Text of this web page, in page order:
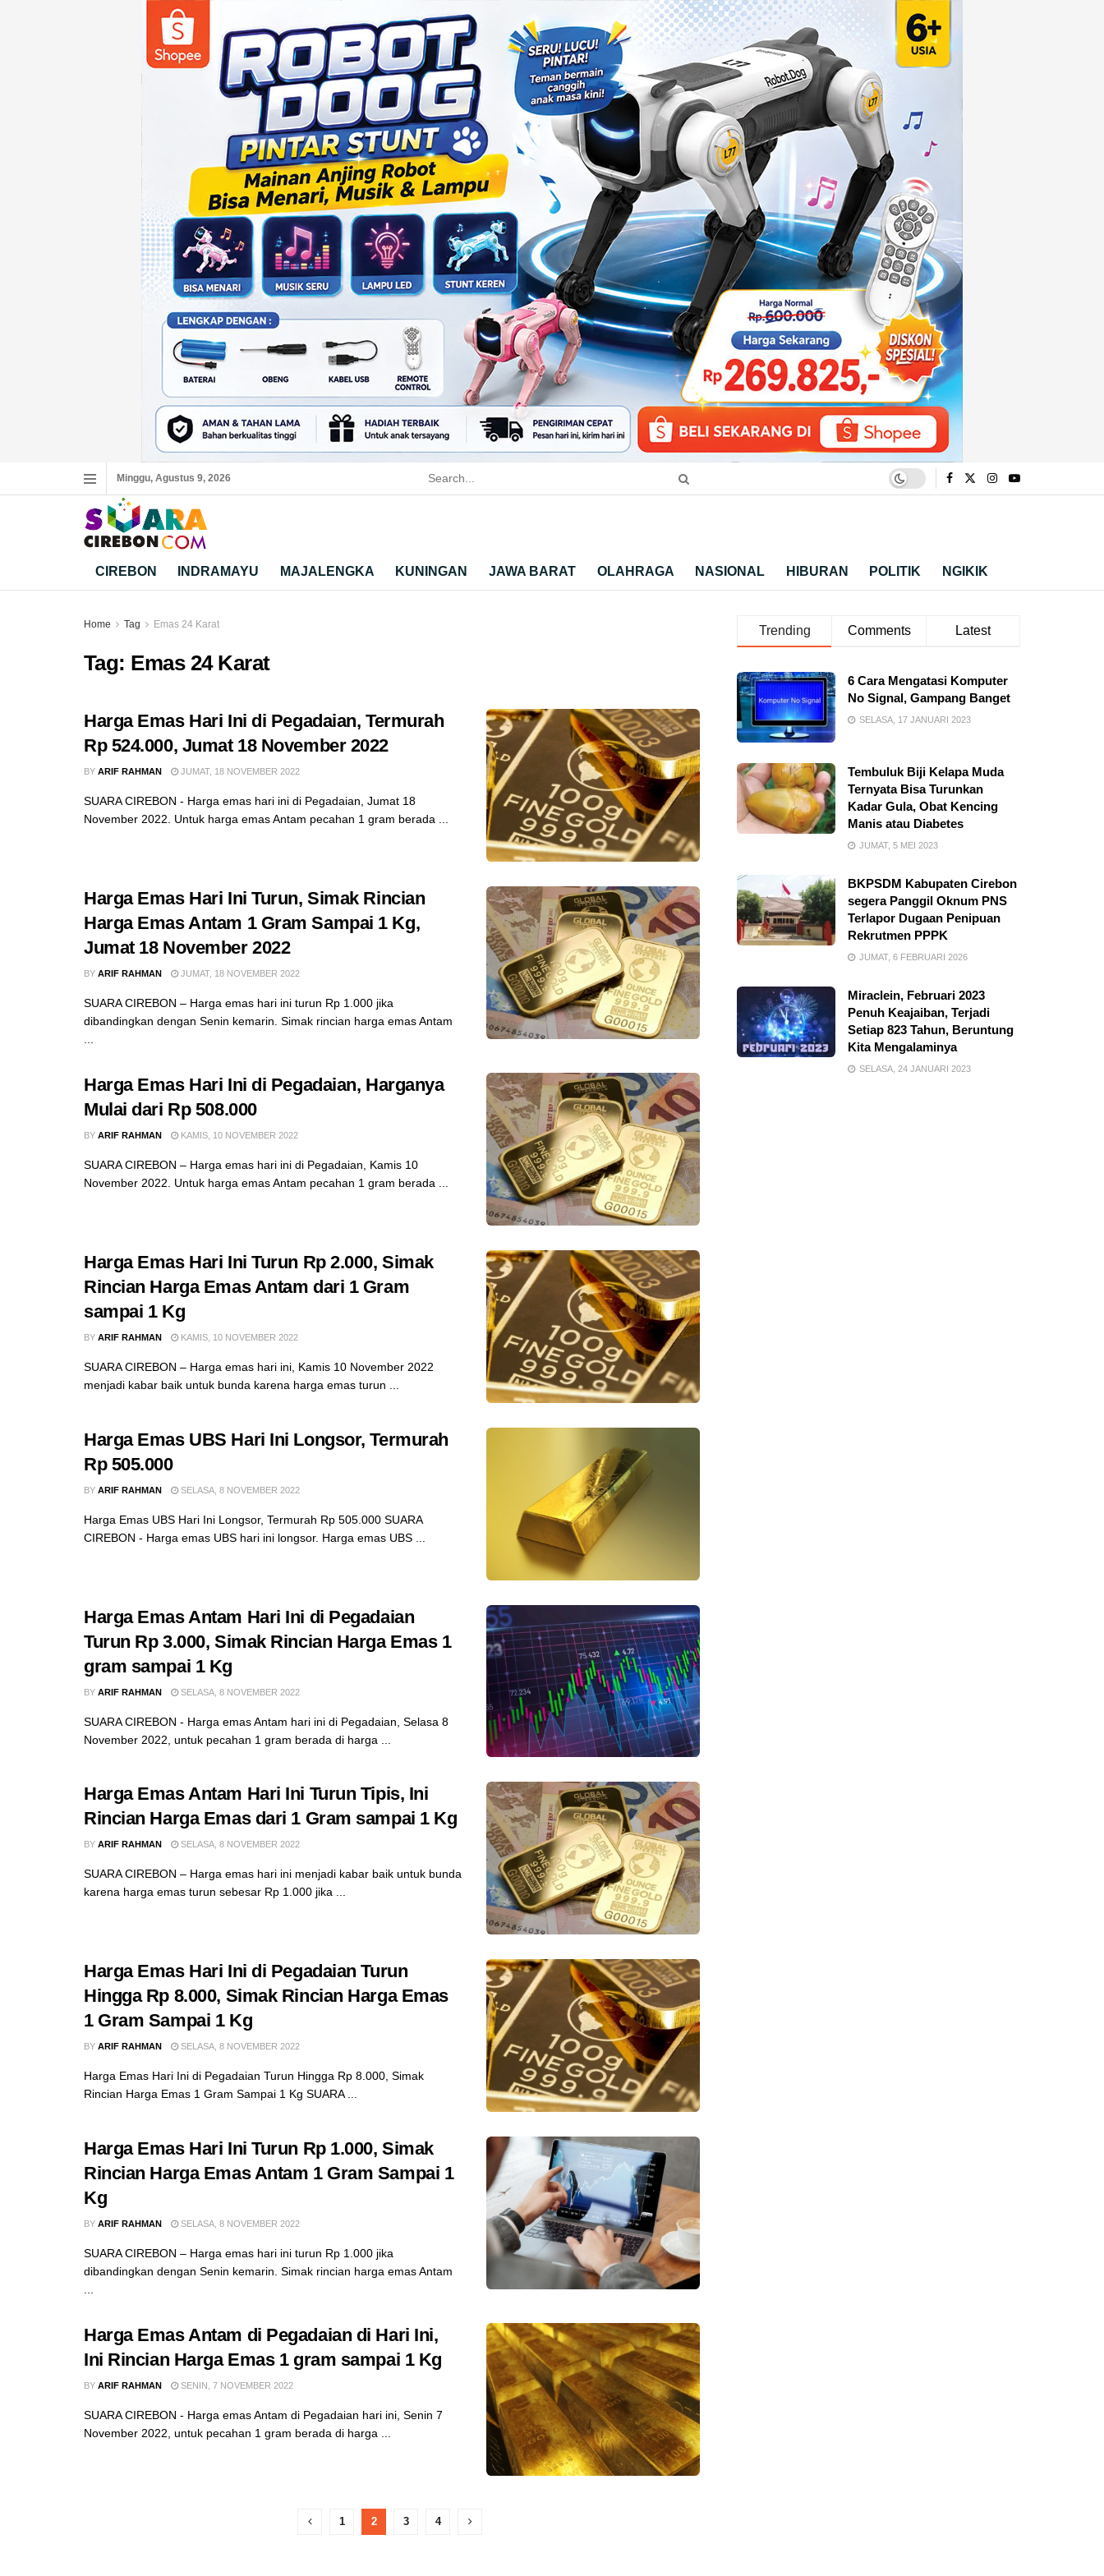
Minggu, Agustus 9, 2026
CIREBON INDRAMAYU MAJALENGKA KUNINGAN JAWA BARAT OLAHRAGA NASIONAL HIBURAN POLITIK NGIKIK
Home Tag Emas 24 Karat
Tag: Emas 24 Karat
Harga Emas Hari Ini di Pegadaian, Termurah
Rp 524.000, Jumat 18 November 2022
BY ARIF RAHMAN JUMAT, 18 NOVEMBER 2022
SUARA CIREBON - Harga emas hari ini di Pegadaian, Jumat 18
November 2022. Untuk harga emas Antam pecahan 1 gram berada ...
Harga Emas Hari Ini Turun, Simak Rincian
Harga Emas Antam 1 Gram Sampai 1 Kg,
Jumat 18 November 2022
BY ARIF RAHMAN JUMAT, 18 NOVEMBER 2022
SUARA CIREBON – Harga emas hari ini turun Rp 1.000 jika
dibandingkan dengan Senin kemarin. Simak rincian harga emas Antam
Harga Emas Hari Ini di Pegadaian, Harganya
Mulai dari Rp 508.000
BY ARIF RAHMAN KAMIS, 10 NOVEMBER 2022
SUARA CIREBON – Harga emas hari ini di Pegadaian, Kamis 10
November 2022. Untuk harga emas Antam pecahan 1 gram berada ...
Harga Emas Hari Ini Turun Rp 2.000, Simak
Rincian Harga Emas Antam dari 1 Gram
sampai 1 Kg
BY ARIF RAHMAN KAMIS, 10 NOVEMBER 2022
SUARA CIREBON – Harga emas hari ini, Kamis 10 November 2022
menjadi kabar baik untuk bunda karena harga emas turun ...
Harga Emas UBS Hari Ini Longsor, Termurah
Rp 505.000
BY ARIF RAHMAN SELASA, 8 NOVEMBER 2022
Harga Emas UBS Hari Ini Longsor, Termurah Rp 505.000 SUARA
CIREBON - Harga emas UBS hari ini longsor. Harga emas UBS ...
Harga Emas Antam Hari Ini di Pegadaian
Turun Rp 3.000, Simak Rincian Harga Emas 1
gram sampai 1 Kg
BY ARIF RAHMAN SELASA, 8 NOVEMBER 2022
SUARA CIREBON - Harga emas Antam hari ini di Pegadaian, Selasa 8
November 2022, untuk pecahan 1 gram berada di harga ...
Harga Emas Antam Hari Ini Turun Tipis, Ini
Rincian Harga Emas dari 1 Gram sampai 1 Kg
BY ARIF RAHMAN SELASA, 8 NOVEMBER 2022
SUARA CIREBON – Harga emas hari ini menjadi kabar baik untuk bunda
karena harga emas turun sebesar Rp 1.000 jika ...
Harga Emas Hari Ini di Pegadaian Turun
Hingga Rp 8.000, Simak Rincian Harga Emas
1 Gram Sampai 1 Kg
BY ARIF RAHMAN SELASA, 8 NOVEMBER 2022
Harga Emas Hari Ini di Pegadaian Turun Hingga Rp 8.000, Simak
Rincian Harga Emas 1 Gram Sampai 1 Kg SUARA ...
Harga Emas Hari Ini Turun Rp 1.000, Simak
Rincian Harga Emas Antam 1 Gram Sampai 1
Kg
BY ARIF RAHMAN SELASA, 8 NOVEMBER 2022
SUARA CIREBON – Harga emas hari ini turun Rp 1.000 jika
dibandingkan dengan Senin kemarin. Simak rincian harga emas Antam
...
Harga Emas Antam di Pegadaian di Hari Ini,
Ini Rincian Harga Emas 1 gram sampai 1 Kg
BY ARIF RAHMAN SENIN, 7 NOVEMBER 2022
SUARA CIREBON - Harga emas Antam di Pegadaian hari ini, Senin 7
November 2022, untuk pecahan 1 gram berada di harga ...
1 2 3 4
Trending Comments Latest
6 Cara Mengatasi Komputer
No Signal, Gampang Banget
SELASA, 17 JANUARI 2023
Tembuluk Biji Kelapa Muda
Ternyata Bisa Turunkan
Kadar Gula, Obat Kencing
Manis atau Diabetes
JUMAT, 5 MEI 2023
BKPSDM Kabupaten Cirebon
segera Panggil Oknum PNS
Terlapor Dugaan Penipuan
Rekrutmen PPPK
JUMAT, 6 FEBRUARI 2026
Miraclein, Februari 2023
Penuh Keajaiban, Terjadi
Setiap 823 Tahun, Beruntung
Kita Mengalaminya
SELASA, 24 JANUARI 2023